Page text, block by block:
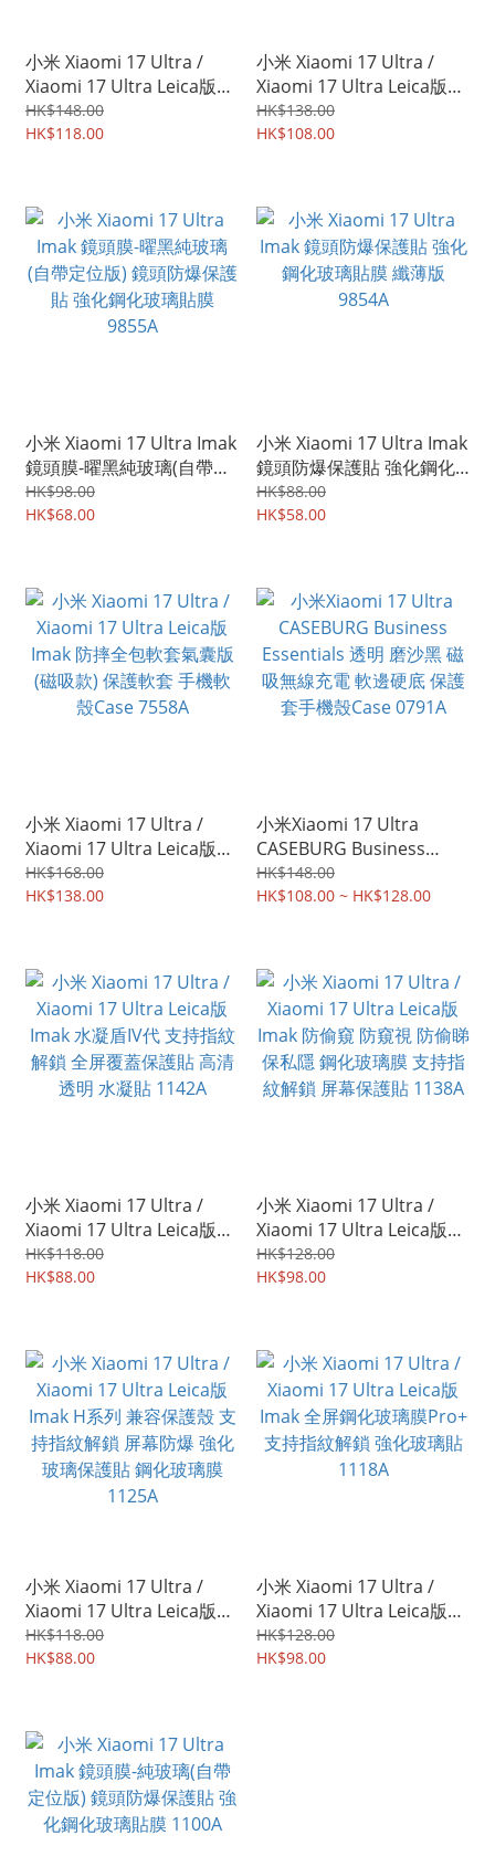
小米 Xiaomi 17 Ultra /
Xiaomi 17 Ultra Leica版
Imak 無塵艙全屏鋼化玻璃
膜 支持指紋解鎖 強化玻璃
HK$148.00
HK$118.00
小米 Xiaomi 17 Ultra /
Xiaomi 17 Ultra Leica版
Imak 無塵艙H系列 兼容保
護殼 支持指紋解鎖 屏幕防
HK$138.00
HK$108.00
小米 Xiaomi 17 Ultra Imak
鏡頭膜-曜黑純玻璃(自帶定
位版) 鏡頭防爆保護貼 強化
鋼化玻璃貼膜 9855A
HK$98.00
HK$68.00
小米 Xiaomi 17 Ultra Imak
鏡頭防爆保護貼 強化鋼化
玻璃貼膜 纖薄版 9854A
HK$88.00
HK$58.00
小米 Xiaomi 17 Ultra /
Xiaomi 17 Ultra Leica版
Imak 防摔全包軟套氣囊版
(磁吸款) 保護軟套 手機軟
HK$168.00
HK$138.00
小米Xiaomi 17 Ultra
CASEBURG Business
Essentials 透明 磨沙黑 磁
吸無線充電 軟邊硬底 保護
HK$148.00
HK$108.00 ~ HK$128.00
小米 Xiaomi 17 Ultra /
Xiaomi 17 Ultra Leica版
Imak 水凝盾IV代 支持指紋
解鎖 全屏覆蓋保護貼 高清
HK$118.00
HK$88.00
小米 Xiaomi 17 Ultra /
Xiaomi 17 Ultra Leica版
Imak 防偷窺 防窺視 防偷睇
保私隱 鋼化玻璃膜 支持指
HK$128.00
HK$98.00
小米 Xiaomi 17 Ultra /
Xiaomi 17 Ultra Leica版
Imak H系列 兼容保護殼 支
持指紋解鎖 屏幕防爆 強化
HK$118.00
HK$88.00
小米 Xiaomi 17 Ultra /
Xiaomi 17 Ultra Leica版
Imak 全屏鋼化玻璃膜Pro+
支持指紋解鎖 強化玻璃貼
HK$128.00
HK$98.00